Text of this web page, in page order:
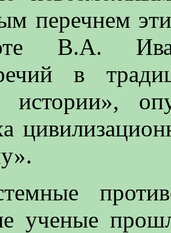
перечнем
В.А.
в
истории»,
ученые